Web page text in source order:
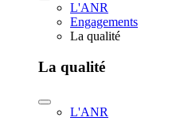
L'ANR
Engagements
La qualité
La qualité
L'ANR